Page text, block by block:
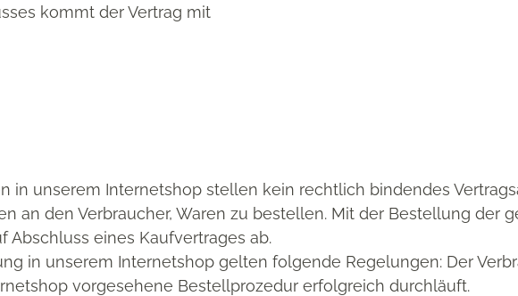
kommt der Vertrag mit
in unserem Internetshop stellen kein rechtlich bindendes
an den Verbraucher, Waren zu bestellen. Mit der Bestellung der
Abschluss eines Kaufvertrages ab.
in unserem Internetshop gelten folgende Regelungen: Der
vorgesehene Bestellprozedur erfolgreich durchläuft.